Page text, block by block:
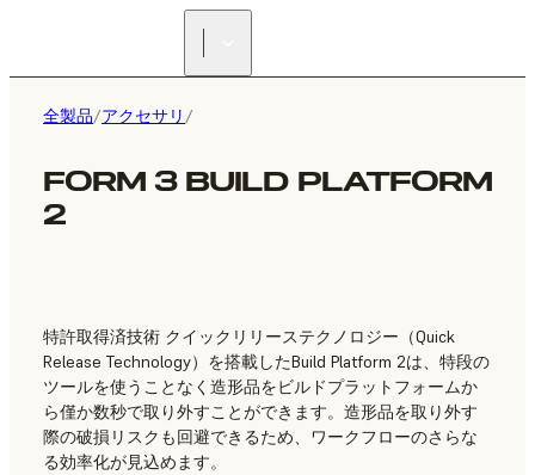
全製品/アクセサリ /
FORM 3 BUILD PLATFORM
2
特許取得済技術 クイックリリーステクノロジー（Quick
Release Technology）を搭載したBuild Platform 2は、特段の
ツールを使うことなく造形品をビルドプラットフォームか
ら僅か数秒で取り外すことができます。造形品を取り外す
際の破損リスクも回避できるため、ワークフローのさらな
る効率化が見込めます。